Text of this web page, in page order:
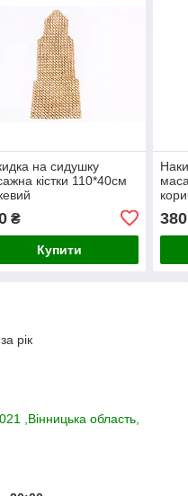
на сидушку
кістки 110*40см
₴
Купити
380
рік
,Вінницька область,